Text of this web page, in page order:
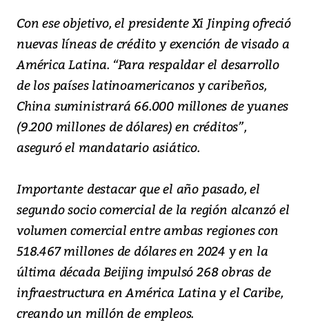
Con ese objetivo, el presidente Xi Jinping ofreció
nuevas líneas de crédito y exención de visado a
América Latina. “Para respaldar el desarrollo
de los países latinoamericanos y caribeños,
China suministrará 66.000 millones de yuanes
(9.200 millones de dólares) en créditos”,
aseguró el mandatario asiático.
Importante destacar que el año pasado, el
segundo socio comercial de la región alcanzó el
volumen comercial entre ambas regiones con
518.467 millones de dólares en 2024 y en la
última década Beijing impulsó 268 obras de
infraestructura en América Latina y el Caribe,
creando un millón de empleos.